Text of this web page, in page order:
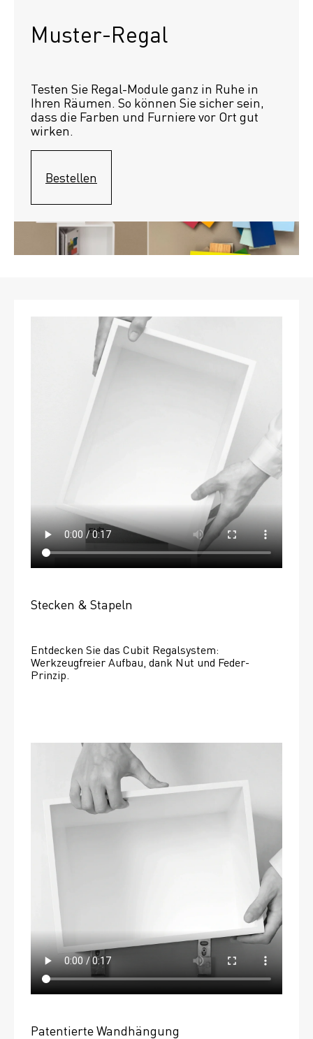
Muster-Regal
Testen Sie Regal-Module ganz in Ruhe in
Ihren Räumen. So können Sie sicher sein,
dass die Farben und Furniere vor Ort gut
wirken.
Bestellen
Stecken & Stapeln
Entdecken Sie das Cubit Regalsystem:
Werkzeugfreier Aufbau, dank Nut und Feder-
Prinzip.
Patentierte Wandhängung